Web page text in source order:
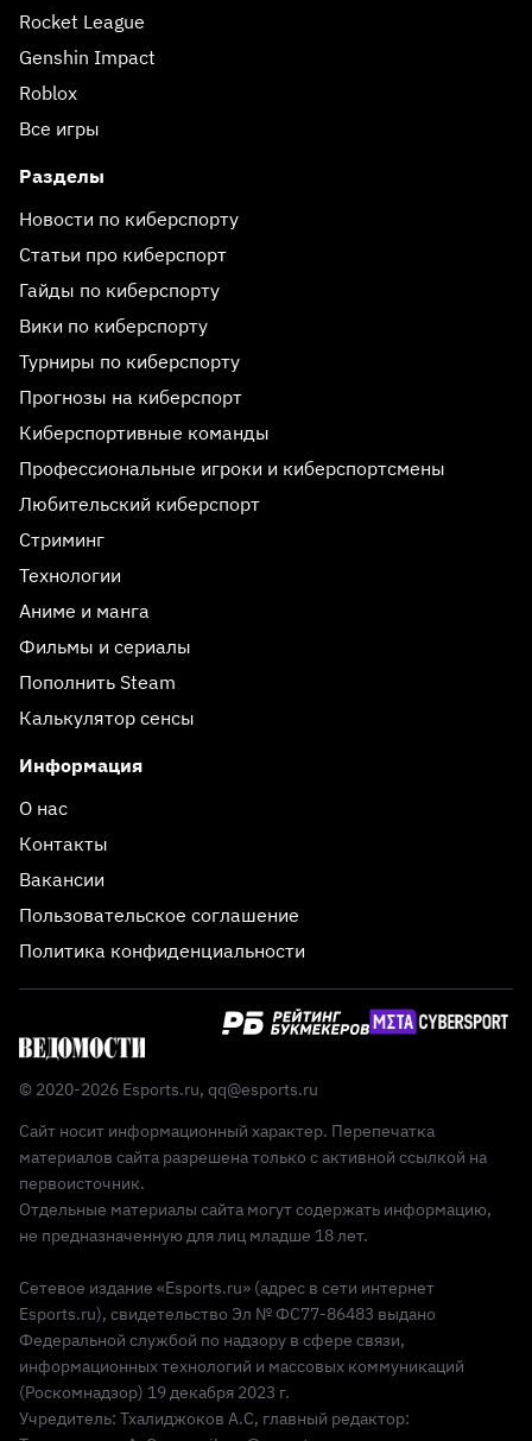
Rocket League
Genshin Impact
Roblox
Все игры
Разделы
Новости по киберспорту
Статьи про киберспорт
Гайды по киберспорту
Вики по киберспорту
Турниры по киберспорту
Прогнозы на киберспорт
Киберспортивные команды
Профессиональные игроки и киберспортсмены
Любительский киберспорт
Стриминг
Технологии
Аниме и манга
Фильмы и сериалы
Пополнить Steam
Калькулятор сенсы
Информация
О нас
Контакты
Вакансии
Пользовательское соглашение
Политика конфиденциальности
© 2020-2026 Esports.ru, qq@esports.ru
Сайт носит информационный характер. Перепечатка
материалов сайта разрешена только с активной ссылкой на
первоисточник.
Отдельные материалы сайта могут содержать информацию,
не предназначенную для лиц младше 18 лет.
Сетевое издание «Esports.ru» (адрес в сети интернет
Esports.ru), свидетельство Эл № ФС77-86483 выдано
Федеральной службой по надзору в сфере связи,
информационных технологий и массовых коммуникаций
(Роскомнадзор) 19 декабря 2023 г.
Учредитель: Тхалиджоков А.С, главный редактор: